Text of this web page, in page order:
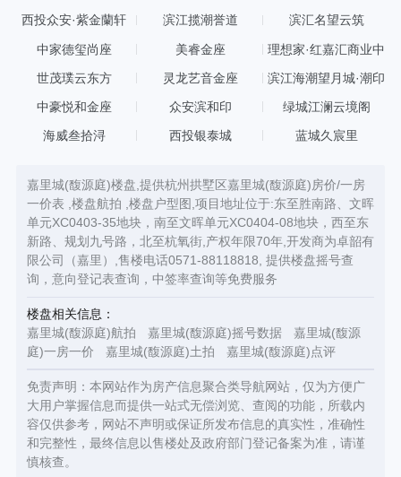
西投众安·紫金蘭轩 滨江揽潮誉道 滨汇名望云筑
中家德玺尚座 美睿金座
理想家·红嘉汇商业中
世茂璞云东方 灵龙艺音金座 滨江海潮望月城·潮印
中豪悦和金座 众安滨和印 绿城江澜云境阁
海威叁拾浔 西投银泰城 蓝城久宸里
嘉里城(馥源庭)楼盘,提供杭州拱墅区嘉里城(馥源庭)房价/一房
一价表 ,楼盘航拍 ,楼盘户型图,项目地址位于:东至胜南路、文晖
单元XC0403-35地块，南至文晖单元XC0404-08地块，西至东
新路、规划九号路，北至杭氧街,产权年限70年,开发商为卓韶有
限公司（嘉里）,售楼电话0571-88118818, 提供楼盘摇号查
询，意向登记表查询，中签率查询等免费服务
楼盘相关信息：
嘉里城(馥源庭)航拍
嘉里城(馥源庭)摇号数据
嘉里城(馥源
庭)一房一价
嘉里城(馥源庭)土拍 嘉里城(馥源庭)点评
免责声明：本网站作为房产信息聚合类导航网站，仅为方便广
大用户掌握信息而提供一站式无偿浏览、查阅的功能，所载内
容仅供参考，网站不声明或保证所发布信息的真实性，准确性
和完整性，最终信息以售楼处及政府部门登记备案为准，请谨
慎核查。